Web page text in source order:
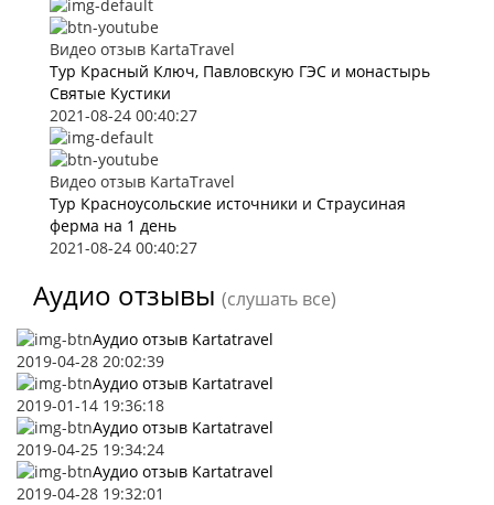
Видео отзыв KartaTravel
Тур Красный Ключ, Павловскую ГЭС и монастырь
Святые Кустики
2021-08-24 00:40:27
Видео отзыв KartaTravel
Тур Красноусольские источники и Страусиная
ферма на 1 день
2021-08-24 00:40:27
Аудио отзывы (слушать все)
Аудио отзыв Kartatravel
2019-04-28 20:02:39
Аудио отзыв Kartatravel
2019-01-14 19:36:18
Аудио отзыв Kartatravel
2019-04-25 19:34:24
Аудио отзыв Kartatravel
2019-04-28 19:32:01